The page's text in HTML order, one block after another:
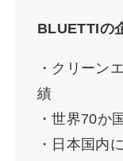
BLUETTIの
・クリーン
績
・世界70か
・日本国内